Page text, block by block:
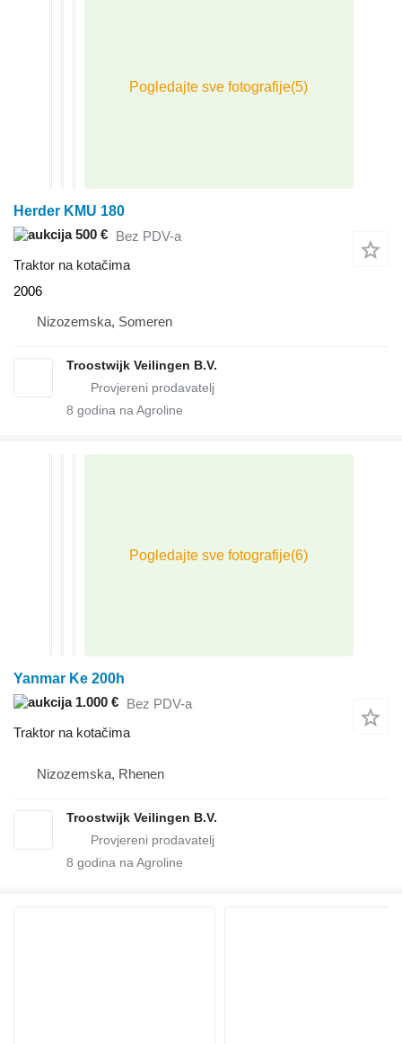
Herder KMU 180
500 € Bez PDV-a
Traktor na kotačima
2006
Nizozemska, Someren
Troostwijk Veilingen B.V.
8 godina na Agroline
Yanmar Ke 200h
1.000 € Bez PDV-a
Traktor na kotačima
Nizozemska, Rhenen
Troostwijk Veilingen B.V.
8 godina na Agroline